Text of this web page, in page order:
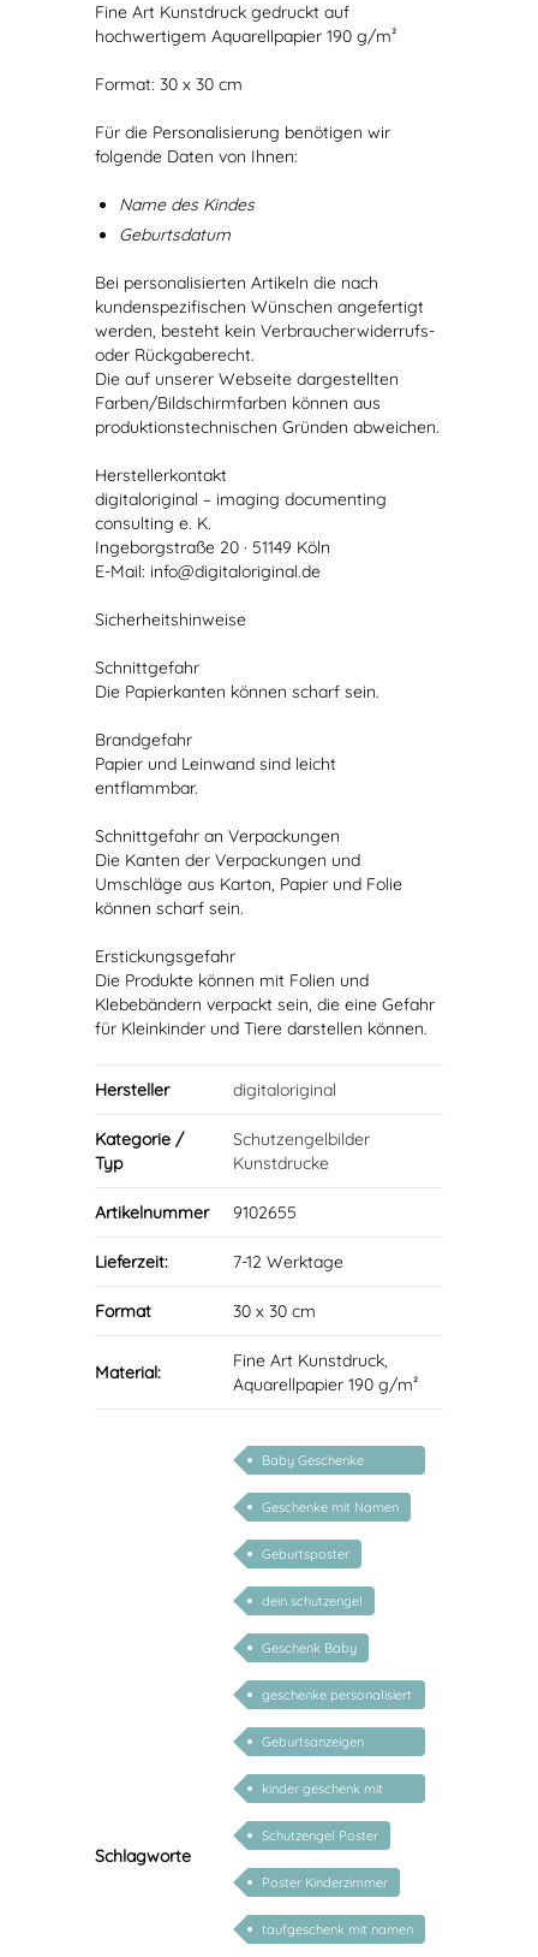
Fine Art Kunstdruck gedruckt auf
hochwertigem Aquarellpapier 190 g/m²
Format: 30 x 30 cm
Für die Personalisierung benötigen wir
folgende Daten von Ihnen:
Name des Kindes
Geburtsdatum
Bei personalisierten Artikeln die nach
kundenspezifischen Wünschen angefertigt
werden, besteht kein Verbraucherwiderrufs-
oder Rückgaberecht.
Die auf unserer Webseite dargestellten
Farben/Bildschirmfarben können aus
produktionstechnischen Gründen abweichen.
Herstellerkontakt
digitaloriginal – imaging documenting
consulting e. K.
Ingeborgstraße 20 · 51149 Köln
E-Mail: info@digitaloriginal.de
Sicherheitshinweise
Schnittgefahr
Die Papierkanten können scharf sein.
Brandgefahr
Papier und Leinwand sind leicht
entflammbar.
Schnittgefahr an Verpackungen
Die Kanten der Verpackungen und
Umschläge aus Karton, Papier und Folie
können scharf sein.
Erstickungsgefahr
Die Produkte können mit Folien und
Klebebändern verpackt sein, die eine Gefahr
für Kleinkinder und Tiere darstellen können.
Hersteller digitaloriginal
Kategorie /
Typ
Schutzengelbilder
Kunstdrucke
Artikelnummer 9102655
Lieferzeit: 7-12 Werktage
Format 30 x 30 cm
Material:
Fine Art Kunstdruck,
Aquarellpapier 190 g/m²
Schlagworte
Baby Geschenke
personalisierbar
Geschenke mit Namen
Geburtsposter
dein schutzengel
Geschenk Baby
geschenke personalisiert
kinder
Geburtsanzeigen
Kunstdrucke
personalisiert
kinder geschenk mit
namen
Schutzengel Poster
Poster Kinderzimmer
taufgeschenk mit namen